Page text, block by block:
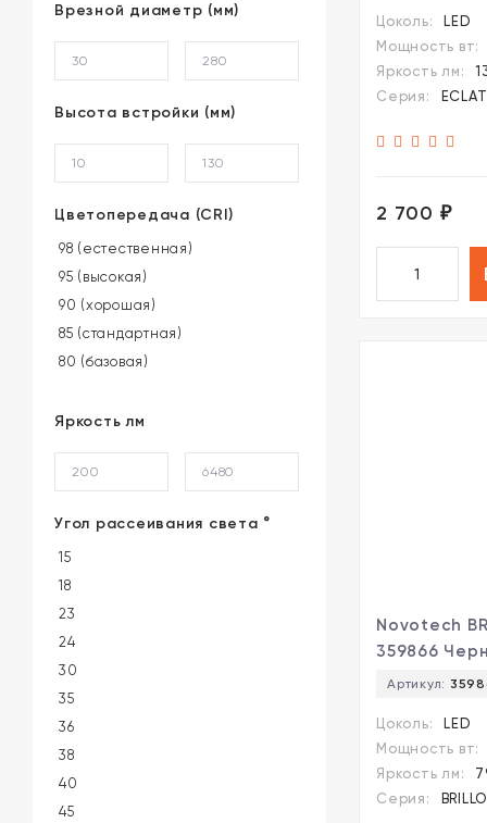
Врезной диаметр (мм)
Высота встройки (мм)
Цветопередача (CRI)
98 (естественная)
95 (высокая)
90 (хорошая)
85 (стандартная)
80 (базовая)
Яркость лм
Угол рассеивания света °
15
18
23
24
30
35
36
38
40
45
цветовой
LED 15Вт
UGR≤16
6000К IP20
Цоколь:
LED
Мощность вт:
Яркость лм:
Серия:
ECLAT
2 700 ₽
Novotech
359866
84мм, с CCT
цветовой
LED 12Вт
Артикул:
Цоколь:
LED
Мощность вт:
Яркость лм:
Серия:
BRILLO